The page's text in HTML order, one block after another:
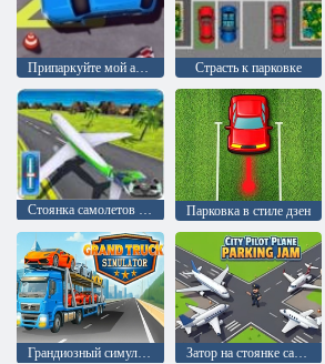
Припаркуйте мой авто 2 Страсть к парковке
Стоянка самолетов в аэропорту Парковка в стиле дзен
Затор на стоянке самолётов Городской пилот